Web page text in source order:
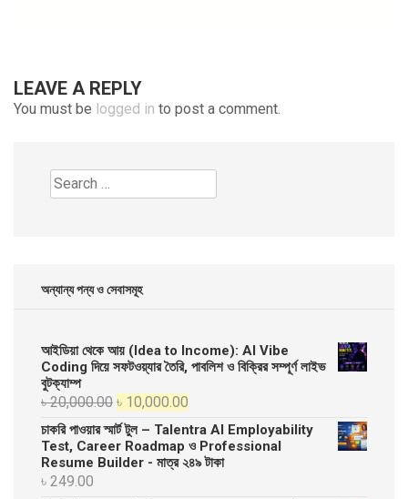
LEAVE A REPLY
You must be logged in to post a comment.
Search
for:
অন্যান্য পন্য ও সেবাসমূহ
আইডিয়া থেকে আয় (Idea to Income): AI Vibe
Coding দিয়ে সফটওয়্যার তৈরি, পাবলিশ ও বিক্রির সম্পূর্ণ লাইভ
বুটক্যাম্প
৳20,000.00 Original
price
was:
৳ 20,000.00.
৳ 10,000.00
price
is:
৳ 10,000.00.
চাকরি পাওয়ার স্মার্ট টুল – Talentra AI Employability
Test, Career Roadmap ও Professional
Resume Builder - মাত্র ২৪৯ টাকা
৳ 249.00